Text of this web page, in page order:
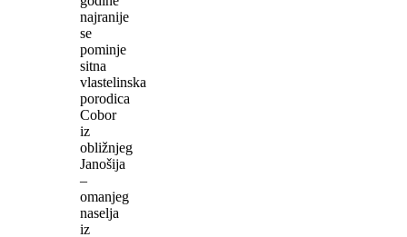
najranije
se
pominje
sitna
vlastelinska
porodica
Cobor
iz
obližnjeg
Janošija
–
omanjeg
naselja
iz